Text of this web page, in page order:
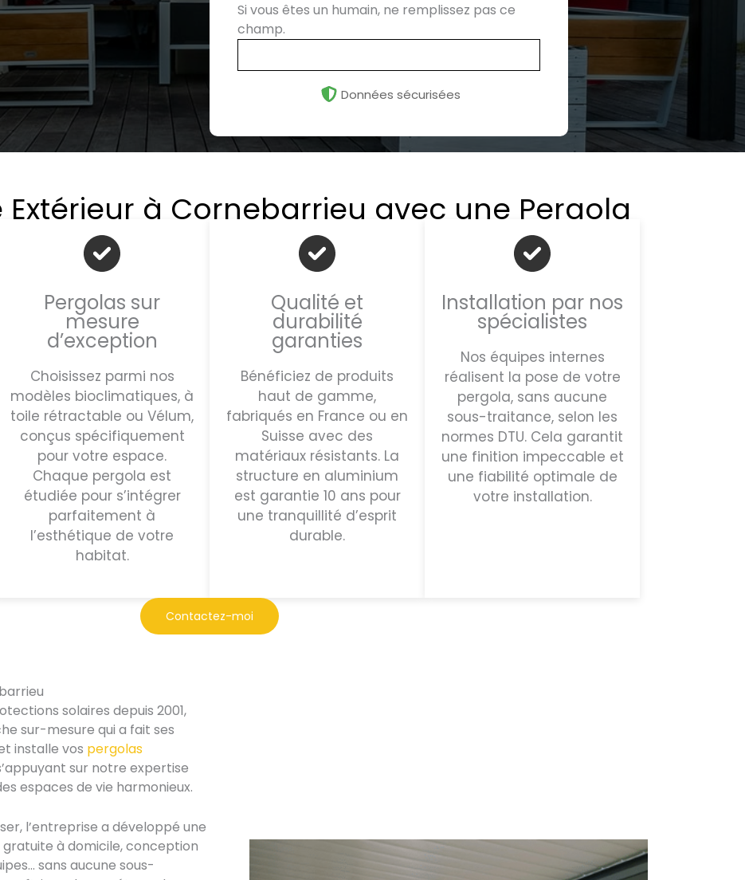
Si vous êtes un humain, ne remplissez pas ce
champ.
Données sécurisées
Extérieur à Cornebarrieu avec une Pergola
Pergolas sur
mesure
d’exception
Choisissez parmi nos
modèles bioclimatiques, à
toile rétractable ou Vélum,
conçus spécifiquement
pour votre espace.
Chaque pergola est
étudiée pour s’intégrer
parfaitement à
l’esthétique de votre
habitat.
Qualité et
durabilité
garanties
Bénéficiez de produits
haut de gamme,
fabriqués en France ou en
Suisse avec des
matériaux résistants. La
structure en aluminium
est garantie 10 ans pour
une tranquillité d’esprit
durable.
Installation par nos
spécialistes
Nos équipes internes
réalisent la pose de votre
pergola, sans aucune
sous-traitance, selon les
normes DTU. Cela garantit
une finition impeccable et
une fiabilité optimale de
votre installation.
Contactez-moi
solaires depuis 2001,
sur-mesure qui a fait ses
installe vos pergolas
sur notre expertise
espaces de vie harmonieux.
l’entreprise a développé une
à domicile, conception
sans aucune sous-